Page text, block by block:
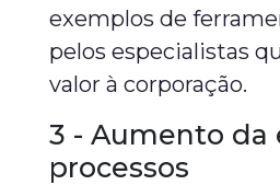
exemplos de
pelos especialistas
valor à corporação.
3 - Aumento da
processos